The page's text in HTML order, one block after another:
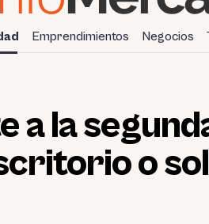
Emprendimientos Negocios
a la
o